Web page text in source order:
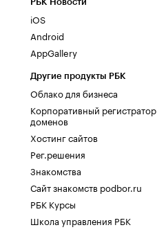
iOS
Android
AppGallery
Другие продукты РБК
Облако для бизнеса
Корпоративный регистратор
доменов
Хостинг сайтов
Рег.решения
Знакомства
Сайт знакомств podbor.ru
РБК Курсы
Школа управления РБК